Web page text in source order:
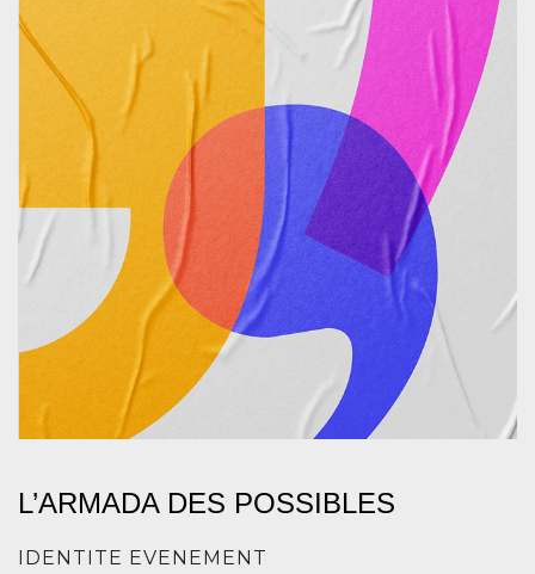
L’ARMADA DES POSSIBLES
IDENTITE EVENEMENT